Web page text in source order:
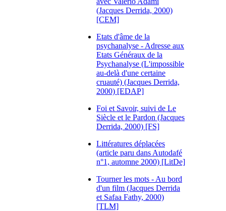
(Jacques Derrida, 2000)
[CEM]
Etats d'âme de la
psychanalyse - Adresse aux
Etats Généraux de la
Psychanalyse (L'impossible
au-delà d'une certaine
cruauté) (Jacques Derrida,
2000) [EDAP]
Foi et Savoir, suivi de Le
Siècle et le Pardon (Jacques
Derrida, 2000) [FS]
Littératures déplacées
(article paru dans Autodafé
n°1, automne 2000) [LitDe]
Tourner les mots - Au bord
d'un film (Jacques Derrida
et Safaa Fathy, 2000)
[TLM]